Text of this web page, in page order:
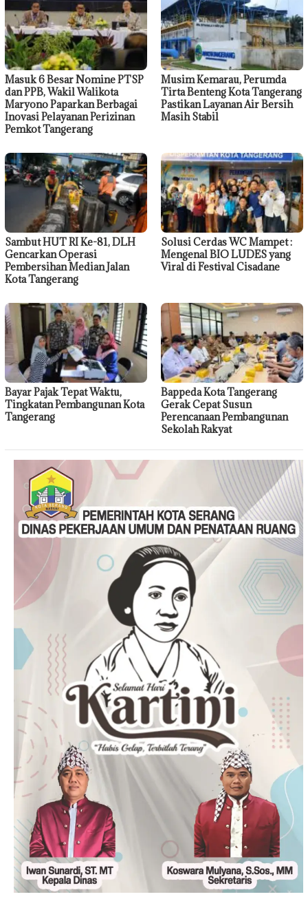
Masuk 6 Besar Nomine PTSP
dan PPB, Wakil Walikota
Maryono Paparkan Berbagai
Inovasi Pelayanan Perizinan
Pemkot Tangerang
Musim Kemarau, Perumda
Tirta Benteng Kota Tangerang
Pastikan Layanan Air Bersih
Masih Stabil
Sambut HUT RI Ke-81, DLH
Gencarkan Operasi
Pembersihan Median Jalan
Kota Tangerang
Solusi Cerdas WC Mampet :
Mengenal BIO LUDES yang
Viral di Festival Cisadane
Bayar Pajak Tepat Waktu,
Tingkatan Pembangunan Kota
Tangerang
Bappeda Kota Tangerang
Gerak Cepat Susun
Perencanaan Pembangunan
Sekolah Rakyat